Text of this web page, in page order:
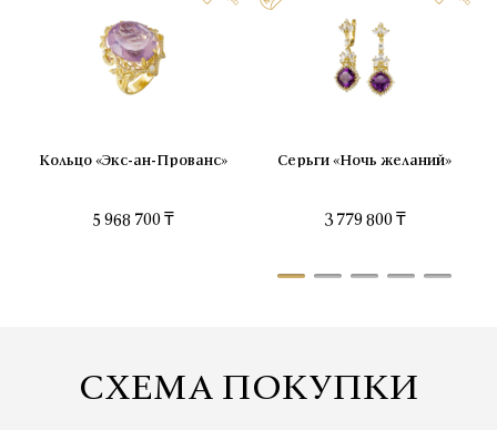
Кольцо «Экс-ан-Прованс»
5 968 700 ₸
Серьги «Ночь желаний»
3 779 800 ₸
СХЕМА ПОКУПКИ